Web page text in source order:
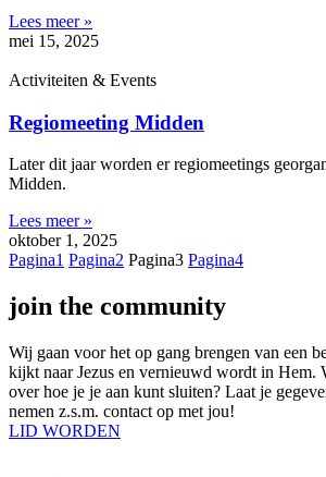
Lees meer »
mei 15, 2025
Activiteiten & Events
Regiomeeting Midden
Later dit jaar worden er regiomeetings
Midden.
Lees meer »
oktober 1, 2025
Pagina1 Pagina2 Pagina3 Pagina4
join the community
Wij gaan voor het op gang brengen van een
kijkt naar Jezus en vernieuwd wordt in Hem.
over hoe je je aan kunt sluiten? Laat je
nemen z.s.m. contact op met jou!
LID WORDEN